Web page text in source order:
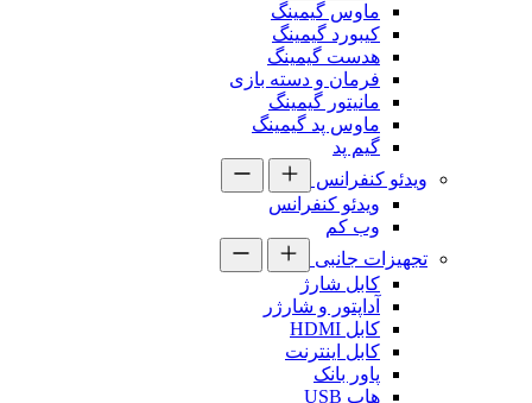
ماوس گیمینگ
کیبورد گیمینگ
هدست گیمینگ
فرمان و دسته بازی
مانیتور گیمینگ
ماوس پد گیمینگ
گیم پد
ویدئو کنفرانس
ویدئو کنفرانس
وب کم
تجهیزات جانبی
کابل شارژ
آداپتور و شارژر
کابل HDMI
کابل اینترنت
پاور بانک
هاب USB